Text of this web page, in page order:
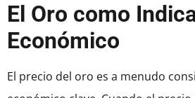
El Oro como
Económico
El precio del oro es a menudo